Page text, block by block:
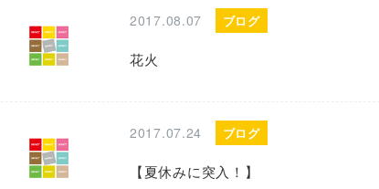
2017.08.07 ブログ
花火
2017.07.24 ブログ
【夏休みに突入！】